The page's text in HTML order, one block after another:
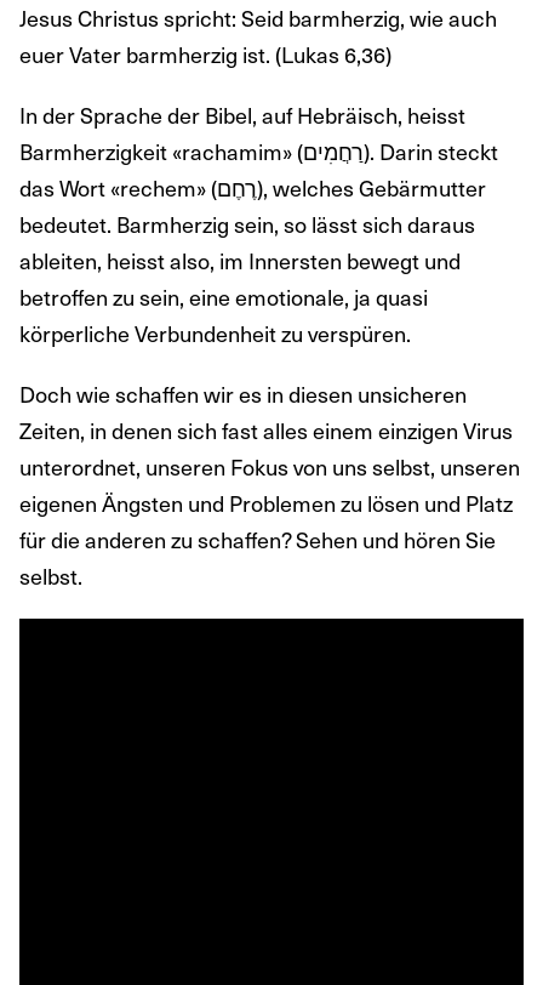
Jesus Christus spricht: Seid barmherzig, wie auch
euer Vater barmherzig ist. (Lukas 6,36)
In der Sprache der Bibel, auf Hebräisch, heisst
Barmherzigkeit «rachamim» (רַחֲמִים). Darin steckt
das Wort «rechem» (רֶחֶם), welches Gebärmutter
bedeutet. Barmherzig sein, so lässt sich daraus
ableiten, heisst also, im Innersten bewegt und
betroffen zu sein, eine emotionale, ja quasi
körperliche Verbundenheit zu verspüren.
Doch wie schaffen wir es in diesen unsicheren
Zeiten, in denen sich fast alles einem einzigen Virus
unterordnet, unseren Fokus von uns selbst, unseren
eigenen Ängsten und Problemen zu lösen und Platz
für die anderen zu schaffen? Sehen und hören Sie
selbst.